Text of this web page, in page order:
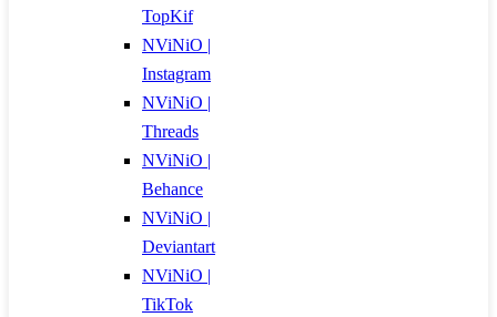
TopKif
NViNiO |
Instagram
NViNiO |
Threads
NViNiO |
Behance
NViNiO |
Deviantart
NViNiO |
TikTok